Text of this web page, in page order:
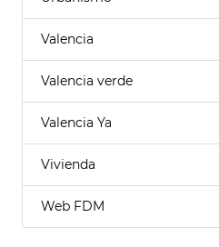
Valencia
Valencia verde
Valencia Ya
Vivienda
Web FDM